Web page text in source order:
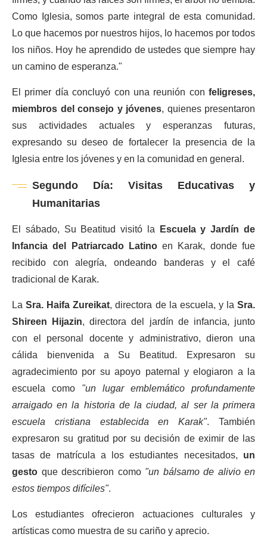
Como Iglesia, somos parte integral de esta comunidad.
Lo que hacemos por nuestros hijos, lo hacemos por todos
los niños. Hoy he aprendido de ustedes que siempre hay
un camino de esperanza."
El primer día concluyó con una reunión con feligreses,
miembros del consejo y jóvenes, quienes presentaron
sus actividades actuales y esperanzas futuras,
expresando su deseo de fortalecer la presencia de la
Iglesia entre los jóvenes y en la comunidad en general.
Segundo Día: Visitas Educativas y
Humanitarias
El sábado, Su Beatitud visitó la Escuela y Jardín de
Infancia del Patriarcado Latinoen Karak, donde fue
recibido con alegría, ondeando banderas y el café
tradicional de Karak.
LaSra. Haifa Zureikat, directora de la escuela, y laSra.
Shireen Hijazin, directora del jardín de infancia, junto
con el personal docente y administrativo, dieron una
cálida bienvenida a Su Beatitud. Expresaron su
agradecimiento por su apoyo paternal y elogiaron a la
escuela como "un lugar emblemático profundamente
arraigado en la historia de la ciudad, al ser la primera
escuela cristiana establecida en Karak". También
expresaron su gratitud por su decisión de eximir de las
tasas de matrícula a los estudiantes necesitados, un
gesto que describieron como "un bálsamo de alivio en
estos tiempos difíciles".
Los estudiantes ofrecieron actuaciones culturales y
artísticas como muestra de su cariño y aprecio.